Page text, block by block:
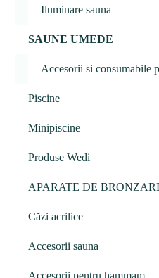
Iluminare sauna
SAUNE UMEDE
Accesorii si consumabile
Piscine
Minipiscine
Produse Wedi
APARATE DE
Căzi acrilice
Accesorii sauna
Accesorii pentru hammam